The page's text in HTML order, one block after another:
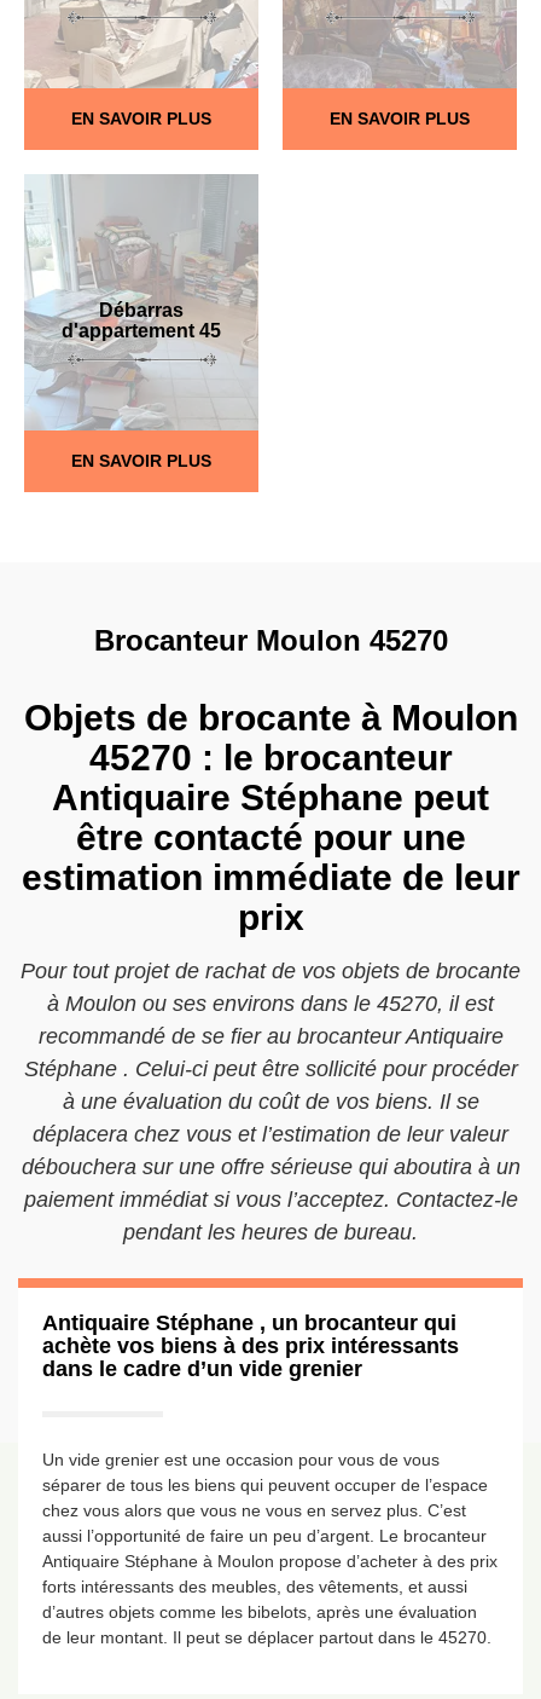
EN SAVOIR PLUS EN SAVOIR PLUS
Débarras
d'appartement 45
EN SAVOIR PLUS
Brocanteur Moulon 45270
Objets de brocante à Moulon
45270 : le brocanteur
Antiquaire Stéphane peut
être contacté pour une
estimation immédiate de leur
prix
Pour tout projet de rachat de vos objets de brocante
à Moulon ou ses environs dans le 45270, il est
recommandé de se fier au brocanteur Antiquaire
Stéphane . Celui-ci peut être sollicité pour procéder
à une évaluation du coût de vos biens. Il se
déplacera chez vous et l’estimation de leur valeur
débouchera sur une offre sérieuse qui aboutira à un
paiement immédiat si vous l’acceptez. Contactez-le
pendant les heures de bureau.
Antiquaire Stéphane , un brocanteur qui
achète vos biens à des prix intéressants
dans le cadre d’un vide grenier
Un vide grenier est une occasion pour vous de vous
séparer de tous les biens qui peuvent occuper de l’espace
chez vous alors que vous ne vous en servez plus. C’est
aussi l’opportunité de faire un peu d’argent. Le brocanteur
Antiquaire Stéphane à Moulon propose d’acheter à des prix
forts intéressants des meubles, des vêtements, et aussi
d’autres objets comme les bibelots, après une évaluation
de leur montant. Il peut se déplacer partout dans le 45270.